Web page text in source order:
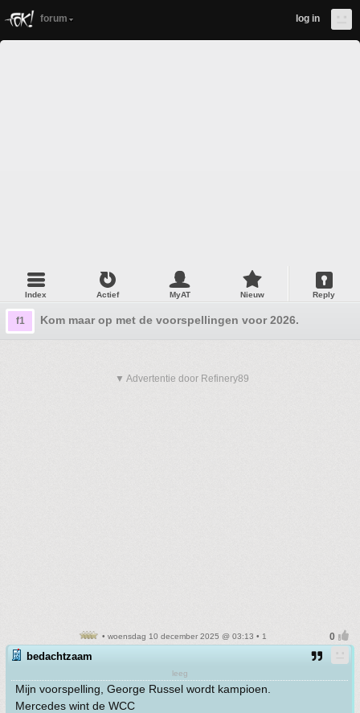
forum log in
Index Actief MyAT Nieuw Reply
f1 Kom maar op met de voorspellingen voor 2026.
▼ Advertentie door Refinery89
• woensdag 10 december 2025 @ 03:13 • 1
bedachtzaam
leeg
Mijn voorspelling, George Russel wordt kampioen.
Mercedes wint de WCC